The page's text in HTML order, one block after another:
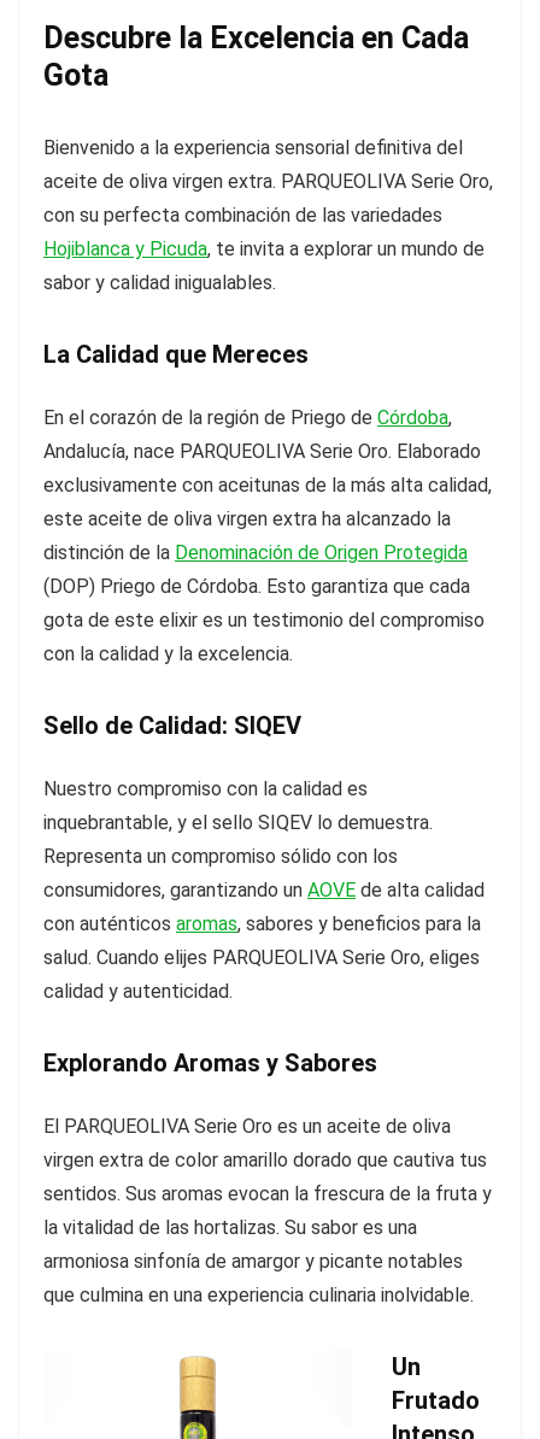
Descubre la Excelencia en Cada
Gota
Bienvenido a la experiencia sensorial definitiva del
aceite de oliva virgen extra. PARQUEOLIVA Serie Oro,
con su perfecta combinación de las variedades
Hojiblanca y Picuda, te invita a explorar un mundo de
sabor y calidad inigualables.
La Calidad que Mereces
En el corazón de la región de Priego de Córdoba,
Andalucía, nace PARQUEOLIVA Serie Oro. Elaborado
exclusivamente con aceitunas de la más alta calidad,
este aceite de oliva virgen extra ha alcanzado la
distinción de la Denominación de Origen Protegida
(DOP) Priego de Córdoba. Esto garantiza que cada
gota de este elixir es un testimonio del compromiso
con la calidad y la excelencia.
Sello de Calidad: SIQEV
Nuestro compromiso con la calidad es
inquebrantable, y el sello SIQEV lo demuestra.
Representa un compromiso sólido con los
consumidores, garantizando un AOVE de alta calidad
con auténticos aromas, sabores y beneficios para la
salud. Cuando elijes PARQUEOLIVA Serie Oro, eliges
calidad y autenticidad.
Explorando Aromas y Sabores
El PARQUEOLIVA Serie Oro es un aceite de oliva
virgen extra de color amarillo dorado que cautiva tus
sentidos. Sus aromas evocan la frescura de la fruta y
la vitalidad de las hortalizas. Su sabor es una
armoniosa sinfonía de amargor y picante notables
que culmina en una experiencia culinaria inolvidable.
Un
Frutado